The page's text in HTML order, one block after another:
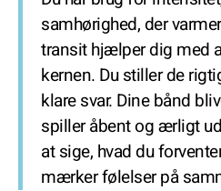
samhørighed, der
transit hjælper dig med
kernen. Du stiller de
klare svar. Dine bånd
spiller åbent og ærligt
at sige, hvad du
mærker følelser på